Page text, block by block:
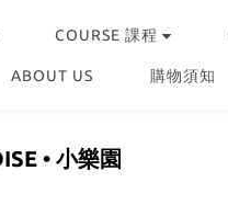
COURSE 課程
ABOUT US 購物須知
• 小樂園